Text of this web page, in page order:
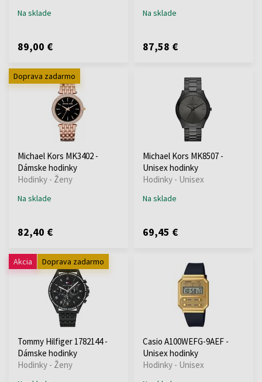
Na sklade
89,00 €
Na sklade
87,58 €
Doprava zadarmo
Michael Kors MK3402 -
Dámske hodinky
Hodinky - Ženy
Na sklade
82,40 €
Michael Kors MK8507 -
Unisex hodinky
Hodinky - Unisex
Na sklade
69,45 €
Akcia Doprava zadarmo
Tommy Hilfiger 1782144 -
Dámske hodinky
Hodinky - Ženy
Casio A100WEFG-9AEF -
Unisex hodinky
Hodinky - Unisex